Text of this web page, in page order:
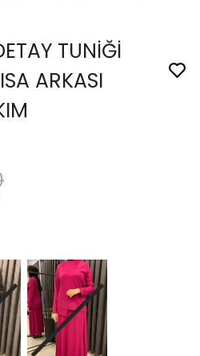
TUNİĞİ
ARKASI